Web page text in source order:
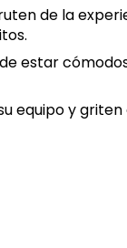
de la
estar
equipo y